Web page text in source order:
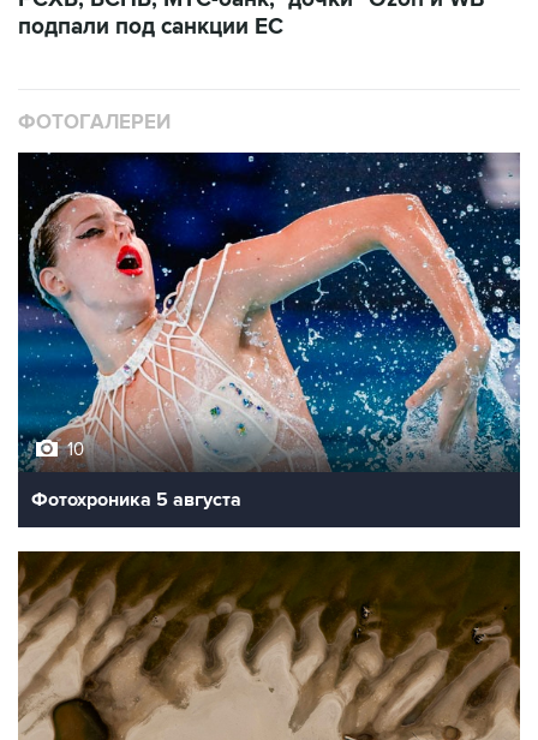
подпали под санкции ЕС
ФОТОГАЛЕРЕИ
10
Фотохроника 5 августа